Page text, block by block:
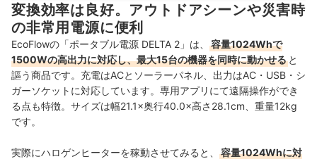
変換効率は良好。アウトドアシーンや災害時
の非常用電源に便利
EcoFlowの「ポータブル電源 DELTA 2」は、
容量1024Whで
1500Wの高出力に対応し、最大15台の機器を同時に動かせる と
謳う商品です。充電はACとソーラーパネル、出力はAC・USB・シ
ガーソケットに対応しています。専用アプリにて遠隔操作ができ
る点も特徴。サイズは幅21.1×奥行40.0×高さ28.1cm、重量12kg
です。
実際にハロゲンヒーターを稼動させてみると、
容量1024Whに対